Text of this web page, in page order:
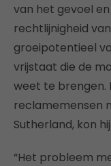
van het gevoel
rechtlijnigheid
groeipotentieel
vrijstaat die de
weet te brengen.
reclamemensen
Sutherland, kon
“Het probleem